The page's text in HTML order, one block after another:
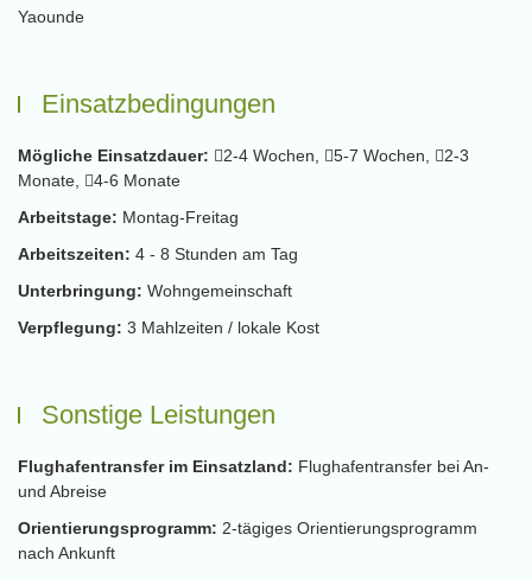
Yaounde
Einsatzbedingungen
Mögliche Einsatzdauer: 2-4 Wochen, 5-7 Wochen,
2-3
Monate,
4-6 Monate
Arbeitstage: Montag-Freitag
Arbeitszeiten: 4 - 8 Stunden am Tag
Unterbringung: Wohngemeinschaft
Verpflegung: 3 Mahlzeiten / lokale Kost
Sonstige Leistungen
Flughafentransfer im Einsatzland: Flughafentransfer bei An-
und Abreise
Orientierungsprogramm: 2-tägiges Orientierungsprogramm
nach Ankunft